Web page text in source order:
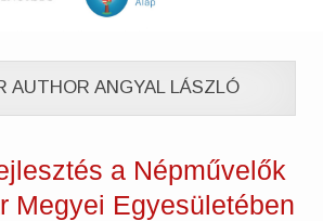
AUTHOR ANGYAL LÁSZLÓ
a Népművelők
Megyei Egyesületében